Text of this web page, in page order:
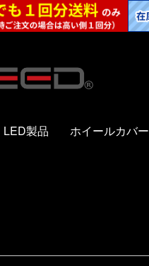
LED製品 ホイールカバー